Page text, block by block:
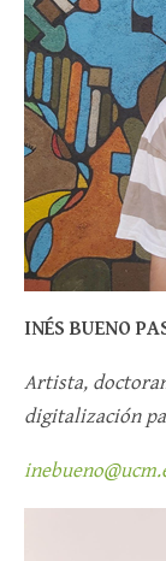
INÉS BUENO
Artista,
digitalización